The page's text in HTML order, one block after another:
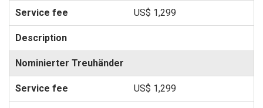
US$ 1,299
Nominierter Treuhänder
US$ 1,299